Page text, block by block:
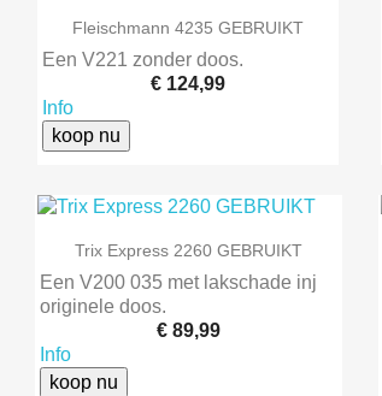
 Snel bekijken
Fleischmann 4235 GEBRUIKT
Een V221 zonder doos.
€ 124,99
Info
koop nu
 Snel bekijken
Trix Express 2260 GEBRUIKT
Een V200 035 met lakschade inj
originele doos.
€ 89,99
Info
koop nu